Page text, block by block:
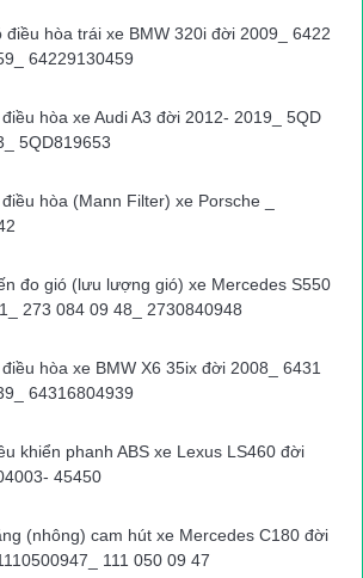
nhập khẩu trực tiếp từ nhà máy sản
tô cao cấp với dây chuyền sản xuất hiện
bảo đáp ứng các nhu cầu của người sử
lắp ráp ăn khớp giúp các chi tiết được
nhiều năm kinh nghiệm sẵn sàng hỗ trợ
kinh nghiệm trong ngành phụ tùng ô tô,
tháo xe – hàng đã qua sử dụng , hàng
xe
điều hòa trái xe BMW 320i đời 2009_ 6422
64229130459
hòa xe Audi A3 đời 2012- 2019_ 5QD
5QD819653
hòa (Mann Filter) xe Porsche _
đo gió (lưu lượng gió) xe Mercedes S550
273 084 09 48_ 2730840948
hòa xe BMW X6 35ix đời 2008_ 6431
64316804939
khiển phanh ABS xe Lexus LS460 đời
45450
(nhông) cam hút xe Mercedes C180 đời
111 050 09 47